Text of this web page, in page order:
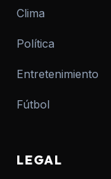
Clima
Política
Entretenimiento
Fútbol
LEGAL